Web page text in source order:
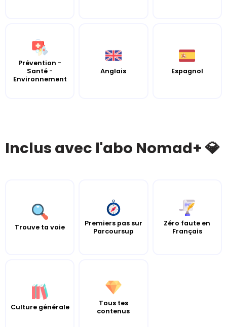
Prévention -
Santé -
Environnement
Anglais Espagnol
Inclus avec l'abo Nomad+ 💎
Trouve ta voie
Premiers pas sur
Parcoursup
Zéro faute en
Français
Culture générale
Tous tes
contenus